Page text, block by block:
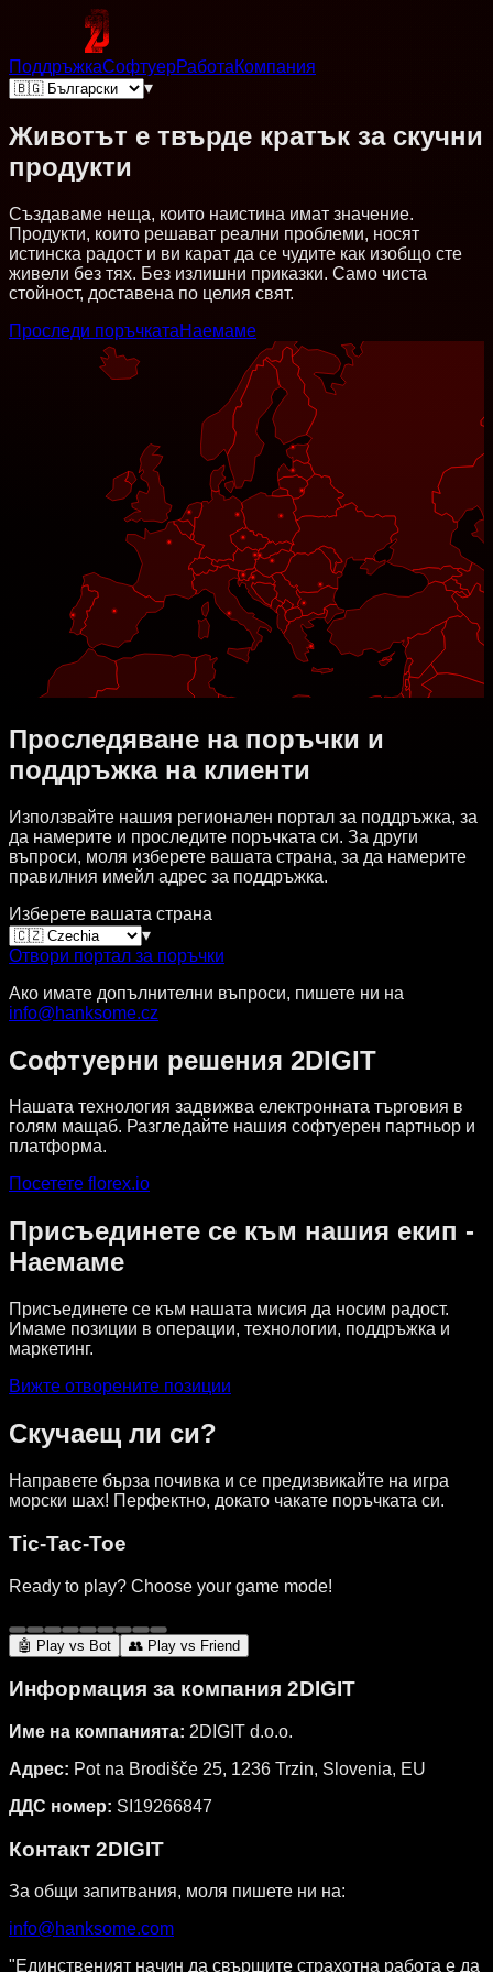
ПоддръжкаСофтуерРаботаКомпания
▾
Животът е твърде кратък за скучни
продукти
Създаваме неща, които наистина имат значение.
Продукти, които решават реални проблеми, носят
истинска радост и ви карат да се чудите как изобщо сте
живели без тях. Без излишни приказки. Само чиста
стойност, доставена по целия свят.
Проследи поръчкатаНаемаме
Проследяване на поръчки и
поддръжка на клиенти
Използвайте нашия регионален портал за поддръжка, за
да намерите и проследите поръчката си. За други
въпроси, моля изберете вашата страна, за да намерите
правилния имейл адрес за поддръжка.
Изберете вашата страна
▾
Отвори портал за поръчки
Ако имате допълнителни въпроси, пишете ни на
info@hanksome.cz
Софтуерни решения 2DIGIT
Нашата технология задвижва електронната търговия в
голям мащаб. Разгледайте нашия софтуерен партньор и
платформа.
Посетете florex.io
Присъединете се към нашия екип -
Наемаме
Присъединете се към нашата мисия да носим радост.
Имаме позиции в операции, технологии, поддръжка и
маркетинг.
Вижте отворените позиции
Скучаещ ли си?
Направете бърза почивка и се предизвикайте на игра
морски шах! Перфектно, докато чакате поръчката си.
Tic-Tac-Toe
Ready to play? Choose your game mode!
🤖 Play vs Bot 👥 Play vs Friend
Информация за компания 2DIGIT
Име на компанията: 2DIGIT d.o.o.
Адрес: Pot na Brodišče 25, 1236 Trzin, Slovenia, EU
ДДС номер: SI19266847
Контакт 2DIGIT
За общи запитвания, моля пишете ни на:
info@hanksome.com
"Единственият начин да свършите страхотна работа е да